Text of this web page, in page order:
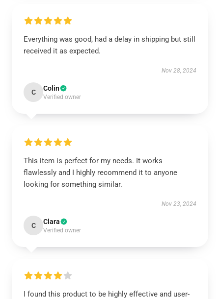
Everything was good, had a delay in shipping but still
received it as expected.
Nov 28, 2024
C Colin
Verified owner
This item is perfect for my needs. It works
flawlessly and I highly recommend it to anyone
looking for something similar.
Nov 23, 2024
C Clara
Verified owner
I found this product to be highly effective and user-